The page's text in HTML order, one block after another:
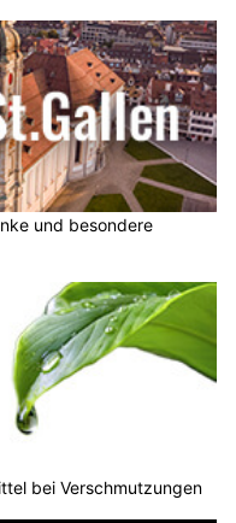
und besondere
bei Verschmutzungen